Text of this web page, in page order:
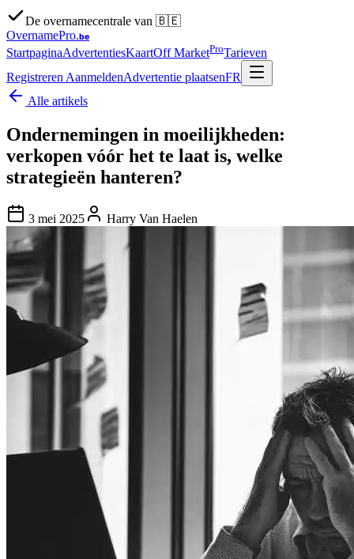
De overnamecentrale van 🇧🇪
OvernamePro.be
StartpaginaAdvertentiesKaartOff MarketProTarieven
Registreren AanmeldenAdvertentie plaatsenFR
Alle artikels
Ondernemingen in moeilijkheden:
verkopen vóór het te laat is, welke
strategieën hanteren?
3 mei 2025 Harry Van Haelen